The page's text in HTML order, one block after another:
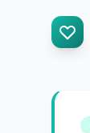
İçeriğe Git